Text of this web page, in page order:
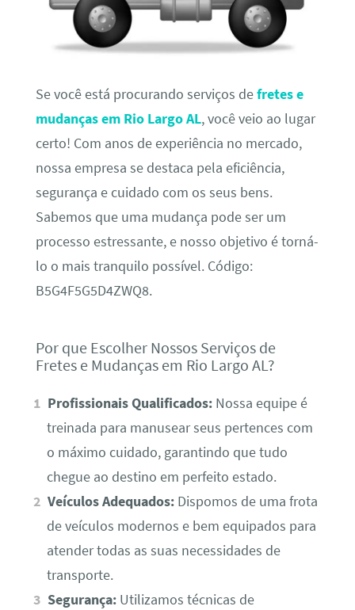
Se você está procurando serviços defretes e
mudanças em Rio Largo AL, você veio ao lugar
certo! Com anos de experiência no mercado,
nossa empresa se destaca pela eficiência,
segurança e cuidado com os seus bens.
Sabemos que uma mudança pode ser um
processo estressante, e nosso objetivo é torná-
lo o mais tranquilo possível. Código:
B5G4F5G5D4ZWQ8.
Por que Escolher Nossos Serviços de
Fretes e Mudanças em Rio Largo AL?
Profissionais Qualificados: Nossa equipe é
treinada para manusear seus pertences com
o máximo cuidado, garantindo que tudo
chegue ao destino em perfeito estado.
Veículos Adequados: Dispomos de uma frota
de veículos modernos e bem equipados para
atender todas as suas necessidades de
transporte.
Segurança: Utilizamos técnicas de